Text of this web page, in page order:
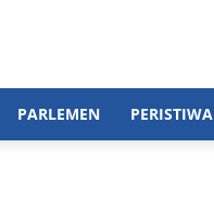
PARLEMEN PERISTIWA